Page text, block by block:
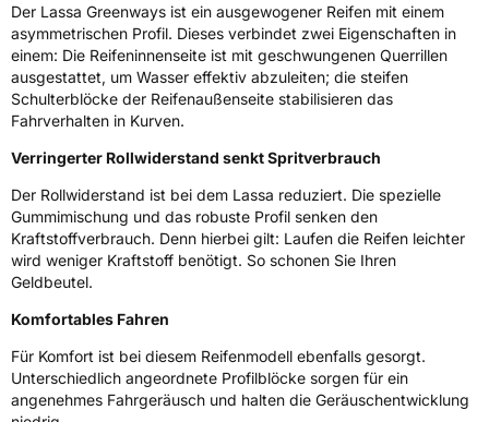
SchlauchtypTL
ZustandNeureifen
EU Label
Effizienz
NasshaftungB
Rollgeräusch (Klasse)
Rollgeräusch (dB) 70
FahrzeugklasseC1
3PMSF / Schneeflockensymbol / Alpine-Symbol
Der Lassa Greenways ist ein ausgewogener Reifen mit einem
asymmetrischen Profil. Dieses verbindet zwei Eigenschaften in
einem: Die Reifeninnenseite ist mit geschwungenen Querrillen
ausgestattet, um Wasser effektiv abzuleiten; die steifen
Schulterblöcke der Reifenaußenseite stabilisieren das
Fahrverhalten in Kurven.
Verringerter Rollwiderstand senkt Spritverbrauch
Der Rollwiderstand ist bei dem Lassa reduziert. Die spezielle
Gummimischung und das robuste Profil senken den
Kraftstoffverbrauch. Denn hierbei gilt: Laufen die Reifen leichter
wird weniger Kraftstoff benötigt. So schonen Sie Ihren
Geldbeutel.
Komfortables Fahren
Für Komfort ist bei diesem Reifenmodell ebenfalls gesorgt.
Unterschiedlich angeordnete Profilblöcke sorgen für ein
angenehmes Fahrgeräusch und halten die Geräuschentwicklung